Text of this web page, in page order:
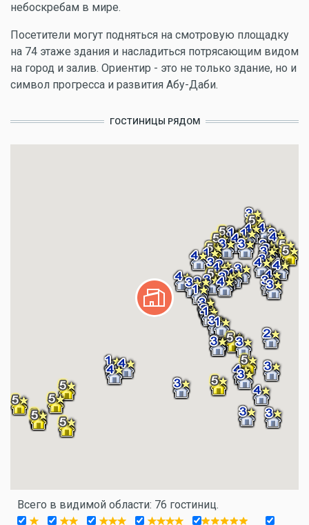
небоскребам в мире.
Посетители могут подняться на смотровую площадку
на 74 этаже здания и насладиться потрясающим видом
на город и залив. Ориентир - это не только здание, но и
символ прогресса и развития Абу-Даби.
ГОСТИНИЦЫ РЯДОМ
Всего в видимой области: 76 гостиниц.